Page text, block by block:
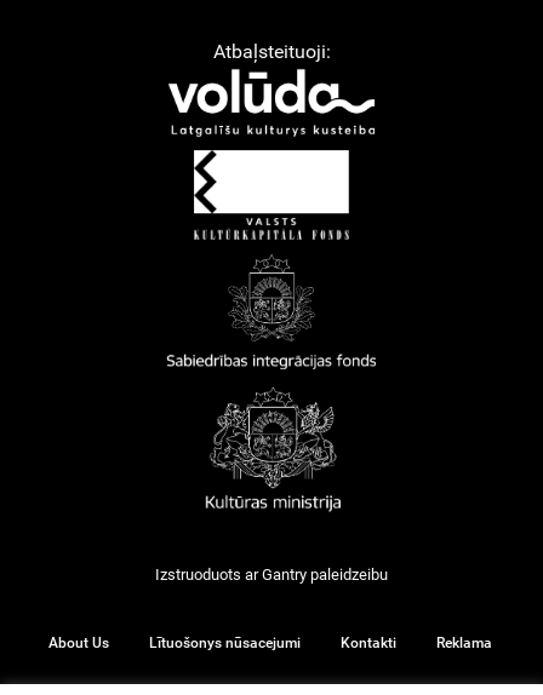
Atbaļsteituoji:
Izstruoduots arGantry paleidzeibu
About Us Lītuošonys nūsacejumi Kontakti Reklama